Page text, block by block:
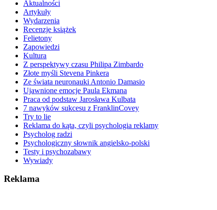
Aktualności
Artykuły
Wydarzenia
Recenzje książek
Felietony
Zapowiedzi
Kultura
Z perspektywy czasu Philipa Zimbardo
Złote myśli Stevena Pinkera
Ze świata neuronauki Antonio Damasio
Ujawnione emocje Paula Ekmana
Praca od podstaw Jarosława Kulbata
7 nawyków sukcesu z FranklinCovey
Try to lie
Reklama do kąta, czyli psychologia reklamy
Psycholog radzi
Psychologiczny słownik angielsko-polski
Testy i psychozabawy
Wywiady
Reklama